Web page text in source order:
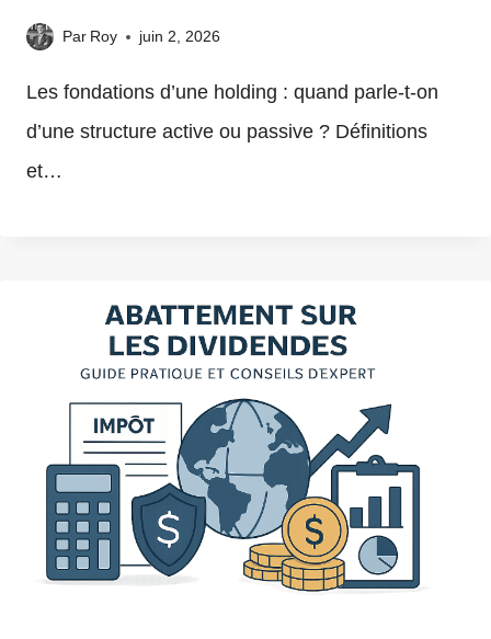
Par Roy juin 2, 2026
Les fondations d’une holding : quand parle-t-on
d’une structure active ou passive ? Définitions
et…